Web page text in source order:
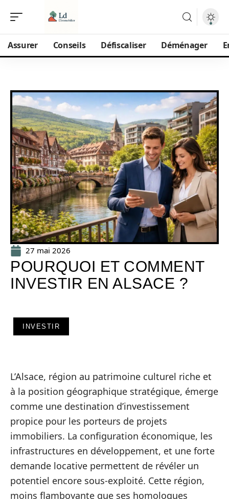
Assurer Conseils Défiscaliser Déménager
27 mai 2026
POURQUOI ET COMMENT
INVESTIR EN ALSACE ?
INVESTIR
L’Alsace, région au patrimoine culturel riche et
à la position géographique stratégique, émerge
comme une destination d’investissement
propice pour les porteurs de projets
immobiliers. La configuration économique, les
infrastructures en développement, et une forte
demande locative permettent de révéler un
potentiel encore sous-exploité. Cette région,
moins flamboyante que ses homologues